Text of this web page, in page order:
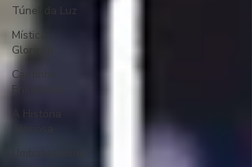
Túnel da Luz
Mística
Gloriosa
Cantinho
Encarnado
Umbabarauma